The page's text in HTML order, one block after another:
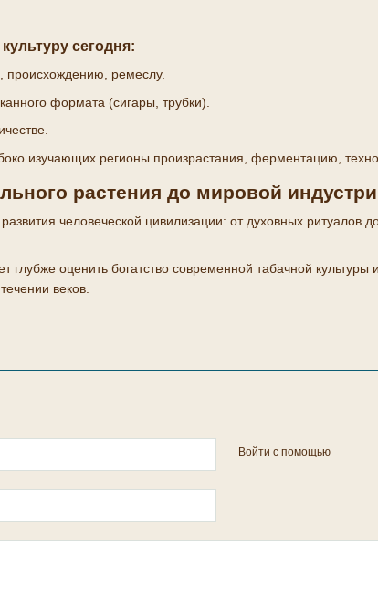
сегодня:
происхождению, ремеслу.
формата (сигары, трубки).
изучающих регионы произрастания, ферментацию,
растения до мировой
развития человеческой цивилизации: от духовных
глубже оценить богатство современной табачной
веков.
Войти с помощью